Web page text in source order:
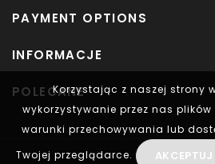
PAYMENT OPTIONS
INFORMACJE
POLECANEKorzystając z naszej strony
wykorzystywanie przez nas plików
warunki przechowywania lub
Twojej przeglądarce.
AKCEPTUJ